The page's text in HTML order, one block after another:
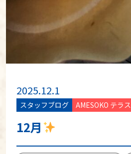
2025.12.1
スタッフブログ AMESOKO テラ
12月